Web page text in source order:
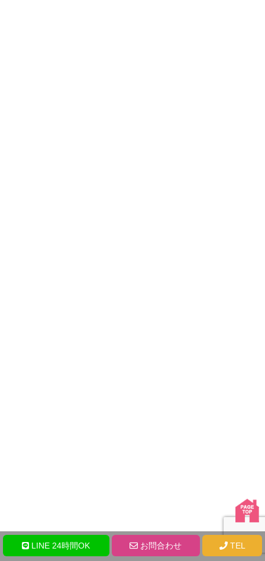
LINE 24時間OK お問合わせ TEL